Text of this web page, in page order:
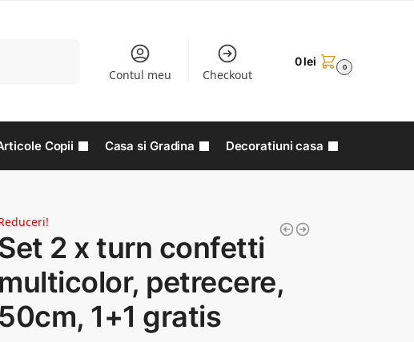
Contul meu Checkout
0lei 0
Copii Casa si Gradina Decoratiuni casa
2 x turn confetti
multicolor, petrecere,
50cm, 1+1 gratis